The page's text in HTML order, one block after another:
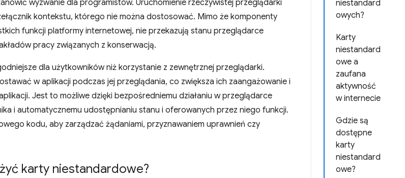
niestandard
owych?
Karty
niestandard
owe a
zaufana
aktywność
w internecie
Gdzie są
dostępne
karty
niestandard
owe?
wyzwanie dla programistów. Uruchomienie rzeczywistej przeglądarki
kontekstu, którego nie można dostosować. Mimo że komponenty
funkcji platformy internetowej, nie przekazują stanu przeglądarce
pracy związanych z konserwacją.
dla użytkowników niż korzystanie z zewnętrznej przeglądarki.
w aplikacji podczas jej przeglądania, co zwiększa ich zaangażowanie i
Jest to możliwe dzięki bezpośredniemu działaniu w przeglądarce
i automatycznemu udostępnianiu stanu i oferowanych przez niego funkcji.
kodu, aby zarządzać żądaniami, przyznawaniem uprawnień czy
karty niestandardowe?